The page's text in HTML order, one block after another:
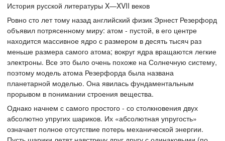
История русской литературы X—XVII веков
Ровно сто лет тому назад английский физик Эрнест Резерфорд
объявил потрясенному миру: атом - пустой, в его центре
находится массивное ядро с размером в десять тысяч раз
меньше размера самого атома; вокруг ядра вращаются легкие
электроны. Все это было очень похоже на Солнечную систему,
поэтому модель атома Резерфорда была названа
планетарной моделью. Она явилась фундаментальным
прорывом в понимании строения вещества.
Однако начнем с самого простого - со столкновения двух
абсолютно упругих шариков. Их «абсолютная упругость»
означает полное отсутствие потерь механической энергии.